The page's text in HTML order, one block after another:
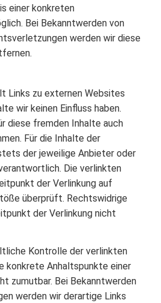
einer konkreten
Bei Bekanntwerden von
werden wir diese
Links zu externen Websites
wir keinen Einfluss haben.
diese fremden Inhalte auch
Für die Inhalte der
der jeweilige Anbieter oder
Die verlinkten
der Verlinkung auf
überprüft. Rechtswidrige
der Verlinkung nicht
Kontrolle der verlinkten
konkrete Anhaltspunkte einer
zumutbar. Bei Bekanntwerden
werden wir derartige Links